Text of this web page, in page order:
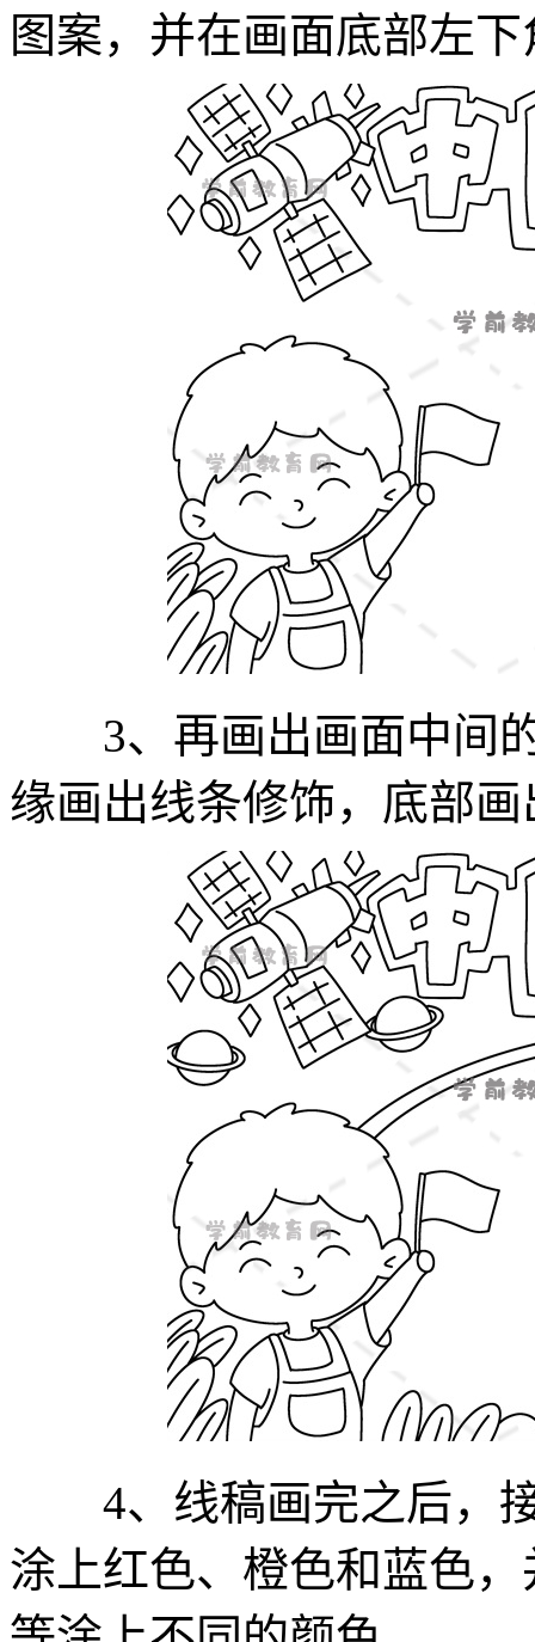
图案，并在画面底部左
3、再画出画面中间的
缘画出线条修饰，底部
4、线稿画完之后，接
涂上红色、橙色和蓝色